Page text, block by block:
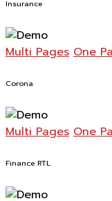
Insurance
Multi Pages One
Corona
Multi Pages One
Finance RTL